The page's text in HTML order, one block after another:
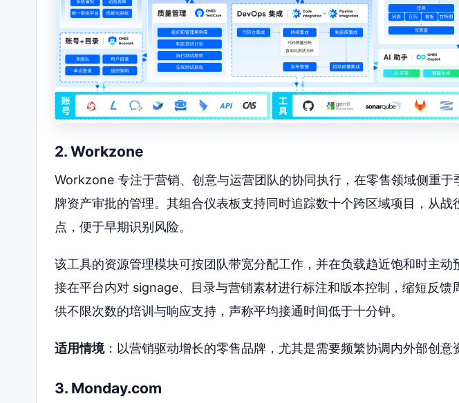
2. Workzone
Workzone 专注于营销、创意与运营团队的协同执行，在零售领域侧重于
牌资产审批的管理。其组合仪表板支持同时追踪数十个跨区域项目，从战
点，便于早期识别风险。
该工具的资源管理模块可按团队带宽分配工作，并在负载趋近饱和时主动
接在平台内对 signage、目录与营销素材进行标注和版本控制，缩短反
供不限次数的培训与响应支持，声称平均接通时间低于十分钟。
适用情境：以营销驱动增长的零售品牌，尤其是需要频繁协调内外部创意
3. Monday.com